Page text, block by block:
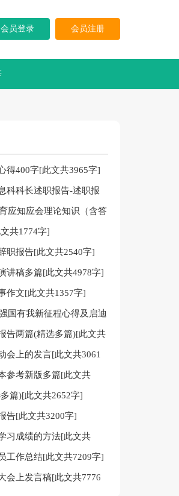
会员登录 会员注册
得400字[此文共3965字]
科科长述职报告-述职报
] 应知应会理论知识（含答
字]共1774字]
职报告[此文共2540字]
讲稿多篇[此文共4978字]
作文[此文共1357字]
国有我新征程心得及启迪
]告两篇(精选多篇)[此文共
会上的发言[此文共3061
参考新版多篇[此文共
篇)[此文共2652字]
告[此文共3200字]
习成绩的方法[此文共
工作总结[此文共7209字]
会上发言稿[此文共7776